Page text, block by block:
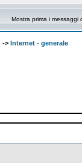
Mostra prima i messaggi
-> Internet - generale